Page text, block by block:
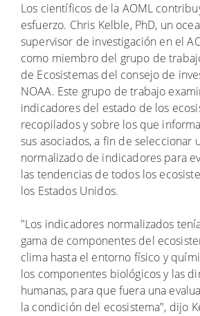
Los científicos de la AOML
esfuerzo. Chris Kelble, PhD, un
supervisor de investigación en el
como miembro del grupo de
de Ecosistemas del consejo de
NOAA. Este grupo de trabajo
indicadores del estado de los
recopilados y sobre los que
sus asociados, a fin de seleccionar
normalizado de indicadores para
las tendencias de todos los
los Estados Unidos.
"Los indicadores normalizados
gama de componentes del
clima hasta el entorno físico y
los componentes biológicos y las
humanas, para que fuera una
la condición del ecosistema", dijo